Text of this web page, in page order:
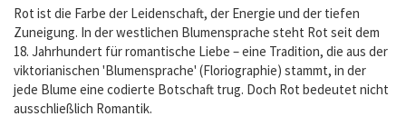
Rot ist die Farbe der Leidenschaft, der Energie und der tiefen
Zuneigung. In der westlichen Blumensprache steht Rot seit dem
18. Jahrhundert für romantische Liebe – eine Tradition, die aus der
viktorianischen 'Blumensprache' (Floriographie) stammt, in der
jede Blume eine codierte Botschaft trug. Doch Rot bedeutet nicht
ausschließlich Romantik.